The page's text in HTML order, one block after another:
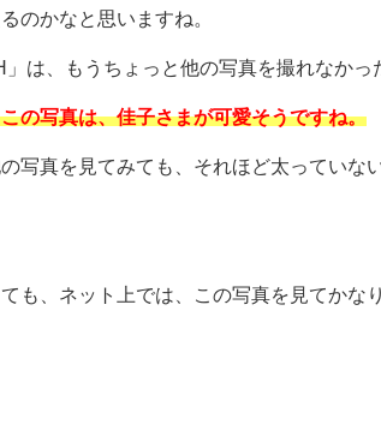
のかなと思いますね。
」は、もうちょっと他の写真を撮れなかっ
の写真は、佳子さまが可愛そうですね。
写真を見てみても、それほど太っていな
も、ネット上では、この写真を見てかな